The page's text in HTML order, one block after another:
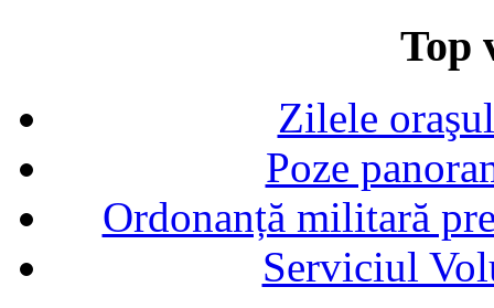
Top
Zilele
Poze
Ordonanță militară
Serviciul